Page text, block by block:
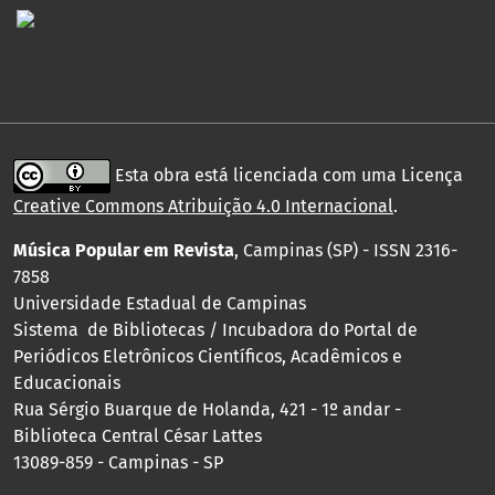
Esta obra está licenciada com uma Licença
Creative Commons Atribuição 4.0 Internacional.
Música Popular em Revista, Campinas (SP) - ISSN 2316-
7858
Universidade Estadual de Campinas
Sistema de Bibliotecas / Incubadora do Portal de
Periódicos Eletrônicos Científicos, Acadêmicos e
Educacionais
Rua Sérgio Buarque de Holanda, 421 - 1º andar -
Biblioteca Central César Lattes
13089-859 - Campinas - SP